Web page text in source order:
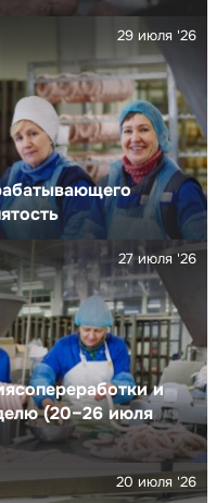
29 июля '26
и
(20–26 июля
27 июля '26
20 июля '26